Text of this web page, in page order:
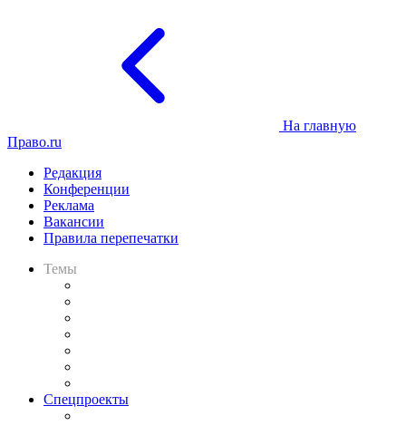
На главную
Право.ru
Редакция
Конференции
Реклама
Вакансии
Правила перепечатки
Темы
Спецпроекты